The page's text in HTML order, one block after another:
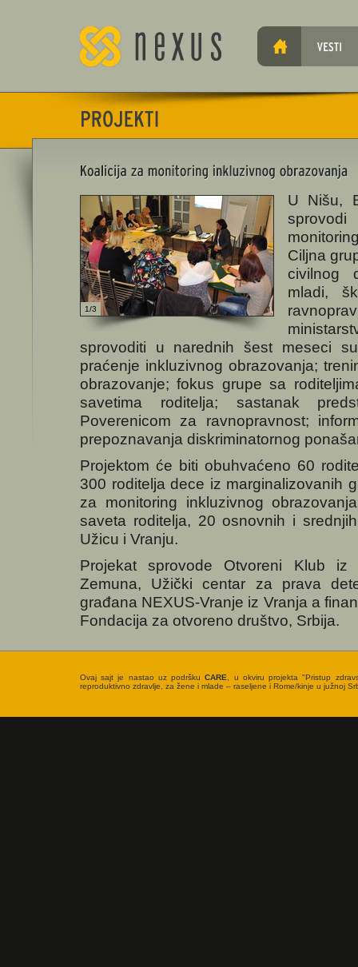
1/3
U Nišu,
Ciljna
civilnog
mladi,
sprovoditi u narednih šest meseci
praćenje inkluzivnog obrazovanja;
obrazovanje; fokus grupe sa
savetima roditelja; sastanak
Poverenicom za ravnopravnost;
prepoznavanja diskriminatornog
Projektom će biti obuhvaćeno 60
300 roditelja dece iz marginalizovanih
za monitoring inkluzivnog
saveta roditelja, 20 osnovnih i
Užicu i Vranju.
Projekat sprovode Otvoreni Klub
Zemuna, Užički centar za prava
građana NEXUS-Vranje iz Vranja a
Fondacija za otvoreno društvo, Srbija.
Ovaj sajt je nastao uz podrškuCARE, u okviru projekta "Pristup
reproduktivno zdravlje, za žene i mlade – raseljene i Rome/kinje u južnoj